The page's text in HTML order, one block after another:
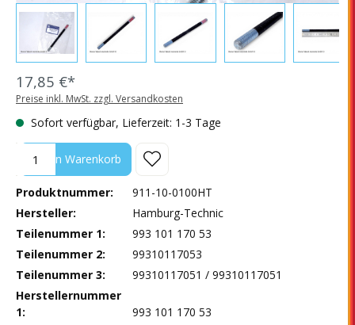
17,85 €*
Preise inkl. MwSt. zzgl. Versandkosten
Sofort verfügbar, Lieferzeit: 1-3 Tage
Produkt Anzahl: Gib den gewünschten Wert ein oder benutze die
In den Warenkorb
Produktnummer:
911-10-0100HT
Hersteller:
Hamburg-Technic
Teilenummer 1:
993 101 170 53
Teilenummer 2:
99310117053
Teilenummer 3:
99310117051 / 99310117051
Herstellernummer
1:
993 101 170 53